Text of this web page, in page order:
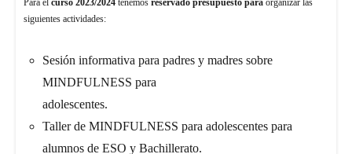
Para el curso 2023/2024 tenemos reservado presupuesto para organizar las
siguientes actividades:
Sesión informativa para padres y madres sobre
MINDFULNESS para
adolescentes.
Taller de MINDFULNESS para adolescentes para
alumnos de ESO y Bachillerato.